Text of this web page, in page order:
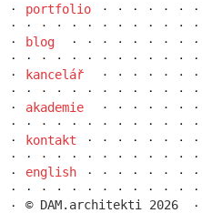
na příkopě 14
portfolio
blog
kancelář
akademie
kontakt
english
© DAM.architekti 2026